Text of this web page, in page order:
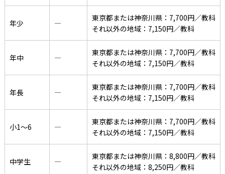
年少 ―
東京都または神奈川県：7,700円／教科
それ以外の地域：7,150円／教科
年中 ―
東京都または神奈川県：7,700円／教科
それ以外の地域：7,150円／教科
年長 ―
東京都または神奈川県：7,700円／教科
それ以外の地域：7,150円／教科
小1〜6 ―
東京都または神奈川県：7,700円／教科
それ以外の地域：7,150円／教科
中学生 ―
東京都または神奈川県：8,800円／教科
それ以外の地域：8,250円／教科